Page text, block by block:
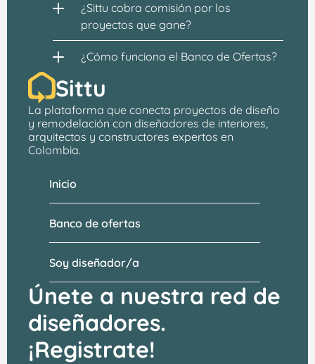
¿Sittu cobra comisión por los
proyectos que gane?
¿Cómo funciona el Banco de Ofertas?
Sittu
La plataforma que conecta proyectos de diseño
y remodelación con diseñadores de interiores,
arquitectos y constructores expertos en
Colombia.
Banco de ofertas
Soy diseñador/a
Inicio
Únete a nuestra red de
diseñadores.
¡Registrate!